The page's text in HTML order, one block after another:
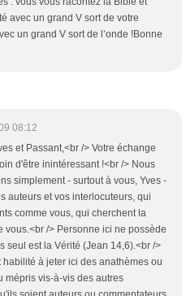
avec un grand V sort de votre
un grand V sort de l’onde !Bonne
08:12
et Passant,<br /> Votre échange
d'être inintéressant !<br /> Nous
simplement - surtout à vous, Yves -
auteurs et vos interlocuteurs, qui
comme vous, qui cherchent la
vous.<br /> Personne ici ne possède
seul est la Vérité (Jean 14,6).<br />
habilité à jeter ici des anathèmes ou
mépris vis-à-vis des autres